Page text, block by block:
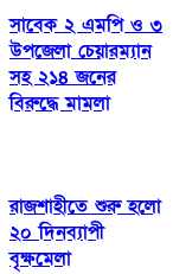
সাবেক ২ এমপি ও ৩
উপজেলা চেয়ারম্যান
সহ ২১৪ জনের
বিরুদ্ধে মামলা
রাজশাহীতে শুরু হলো
২০ দিনব্যাপী
বৃক্ষমেলা